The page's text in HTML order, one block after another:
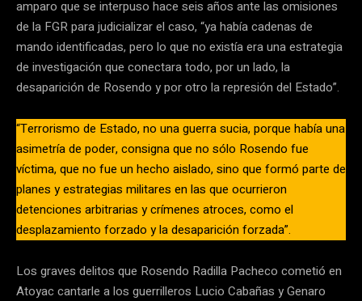
amparo que se interpuso hace seis años ante las omisiones
de la FGR para judicializar el caso, “ya había cadenas de
mando identificadas, pero lo que no existía era una estrategia
de investigación que conectara todo, por un lado, la
desaparición de Rosendo y por otro la represión del Estado”.
“Terrorismo de Estado, no una guerra sucia, porque había una
asimetría de poder, consigna que no sólo Rosendo fue
víctima, que no fue un hecho aislado, sino que formó parte de
planes y estrategias militares en las que ocurrieron
detenciones arbitrarias y crímenes atroces, como el
desplazamiento forzado y la desaparición forzada”.
Los graves delitos que Rosendo Radilla Pacheco cometió en
Atoyac cantarle a los guerrilleros Lucio Cabañas y Genaro